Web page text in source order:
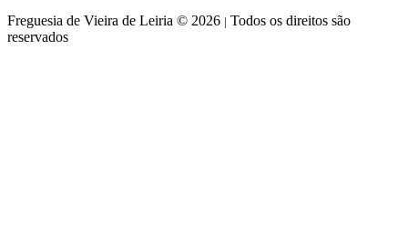
Freguesia de Vieira de Leiria © 2026 | Todos os direitos são
reservados